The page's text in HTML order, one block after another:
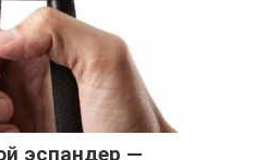
эспандер —